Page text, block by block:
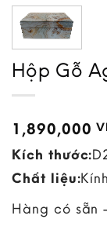
Hộp Gỗ
1,890,000
Kích thước:
Chất liệu:
Hàng có